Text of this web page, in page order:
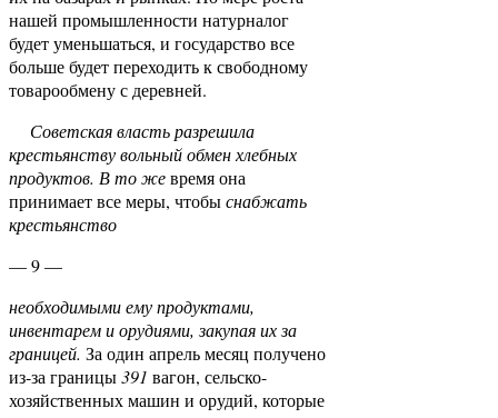
нашей промышленности натурналог
будет уменьшаться, и государство все
больше будет переходить к свободному
товарообмену с деревней.
Советская власть разрешила
крестьянству вольный обмен хлебных
продуктов. В то жевремя она
принимает все меры, чтобыснабжать
крестьянство
— 9 —
необходимыми ему продуктами,
инвентарем и орудиями, закупая их за
границей. За один апрель месяц получено
из-за границы391 вагон, сельско-
хозяйственных машин и орудий, которые